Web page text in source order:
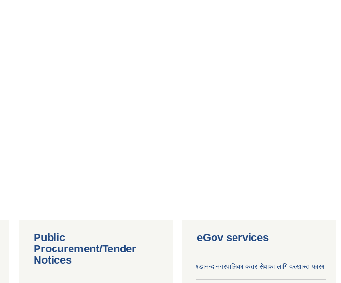
Public
Procurement/Tender
Notices
eGov services
षडानन्द नगरपालिका करार सेवाका लागि दरखास्त फारम